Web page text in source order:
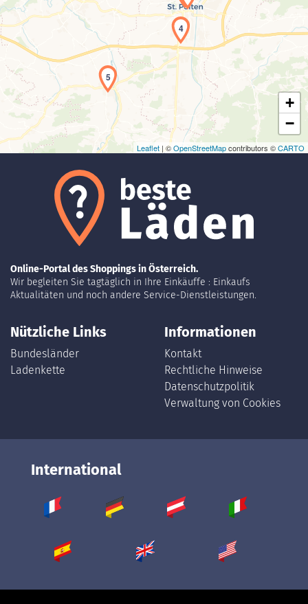
Laden der Karte...
4
5
+
−
Leaflet | ©OpenStreetMapcontributors ©CARTO
Online-Portal des Shoppings in Österreich.
Wir begleiten Sie tagtäglich in Ihre Einkäuffe : Einkaufs
Aktualitäten und noch andere Service-Dienstleistungen.
Nützliche Links
Bundesländer
Ladenkette
Informationen
Kontakt
Rechtliche Hinweise
Datenschutzpolitik
Verwaltung von Cookies
International